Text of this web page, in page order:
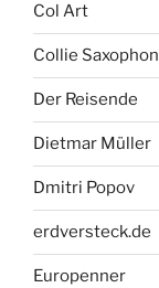
Col Art
Collie Saxophon
Der Reisende
Dietmar Müller
Dmitri Popov
erdversteck.de
Europenner